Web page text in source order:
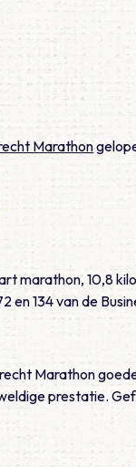
Marathon
marathon, 10,8
en 134 van de
Marathon
prestatie.